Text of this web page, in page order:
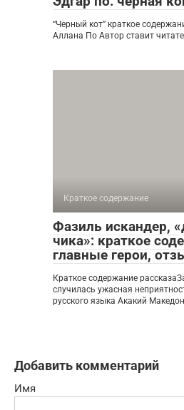
“Черный кот” краткое
Аллана По Автор ставит
Краткое содержание
Фазиль искандер,
чика»: краткое
главные герои,
Краткое содержание
случилась ужасная
русского языка Акакий
Добавить комментарий
Имя